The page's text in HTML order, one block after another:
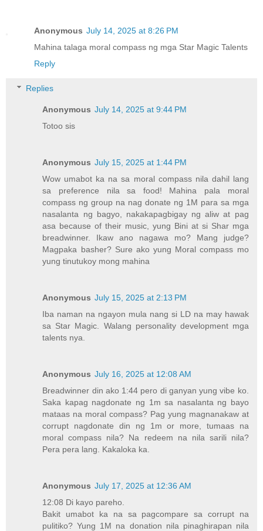
Anonymous July 14, 2025 at 8:26 PM
Mahina talaga moral compass ng mga Star Magic Talents
Reply
Replies
Anonymous July 14, 2025 at 9:44 PM
Totoo sis
Anonymous July 15, 2025 at 1:44 PM
Wow umabot ka na sa moral compass nila dahil lang
sa preference nila sa food! Mahina pala moral
compass ng group na nag donate ng 1M para sa mga
nasalanta ng bagyo, nakakapagbigay ng aliw at pag
asa because of their music, yung Bini at si Shar mga
breadwinner. Ikaw ano nagawa mo? Mang judge?
Magpaka basher? Sure ako yung Moral compass mo
yung tinutukoy mong mahina
Anonymous July 15, 2025 at 2:13 PM
Iba naman na ngayon mula nang si LD na may hawak
sa Star Magic. Walang personality development mga
talents nya.
Anonymous July 16, 2025 at 12:08 AM
Breadwinner din ako 1:44 pero di ganyan yung vibe ko.
Saka kapag nagdonate ng 1m sa nasalanta ng bayo
mataas na moral compass? Pag yung magnanakaw at
corrupt nagdonate din ng 1m or more, tumaas na
moral compass nila? Na redeem na nila sarili nila?
Pera pera lang. Kakaloka ka.
Anonymous July 17, 2025 at 12:36 AM
12:08 Di kayo pareho.
Bakit umabot ka na sa pagcompare sa corrupt na
pulitiko? Yung 1M na donation nila pinaghirapan nila